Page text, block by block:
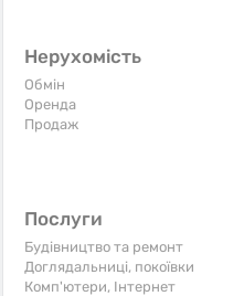
Нерухомість
Обмін
Оренда
Продаж
Послуги
Будівництво та ремонт
Доглядальниці, покоївки
Комп'ютери, Інтернет